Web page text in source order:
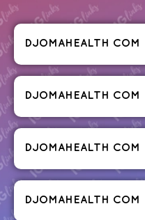
DJOMAHEALTH COM
DJOMAHEALTH COM
DJOMAHEALTH COM
DJOMAHEALTH COM